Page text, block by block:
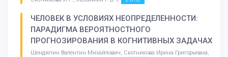
ЧЕЛОВЕК В УСЛОВИЯХ НЕОПРЕДЕЛЕННОСТИ:
ПАРАДИГМА ВЕРОЯТНОСТНОГО
ПРОГНОЗИРОВАНИЯ В КОГНИТИВНЫХ ЗАДАЧАХ
Шендяпин Валентин Михайлович, Скотникова Ирина Григорьевна,